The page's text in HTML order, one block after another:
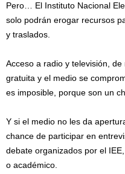
Pero… El Instituto Nacional
solo podrán erogar recursos
y traslados.
Acceso a radio y televisión,
gratuita y el medio se
es imposible, porque son un
Y si el medio no les da
chance de participar en
debate organizados por el
o académico.